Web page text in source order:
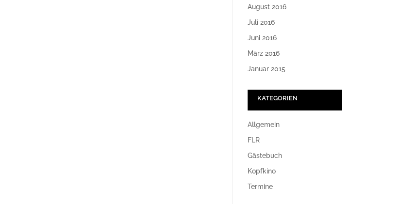
August 2016
Juli 2016
Juni 2016
März 2016
Januar 2015
KATEGORIEN
Allgemein
FLR
Gästebuch
Kopfkino
Termine